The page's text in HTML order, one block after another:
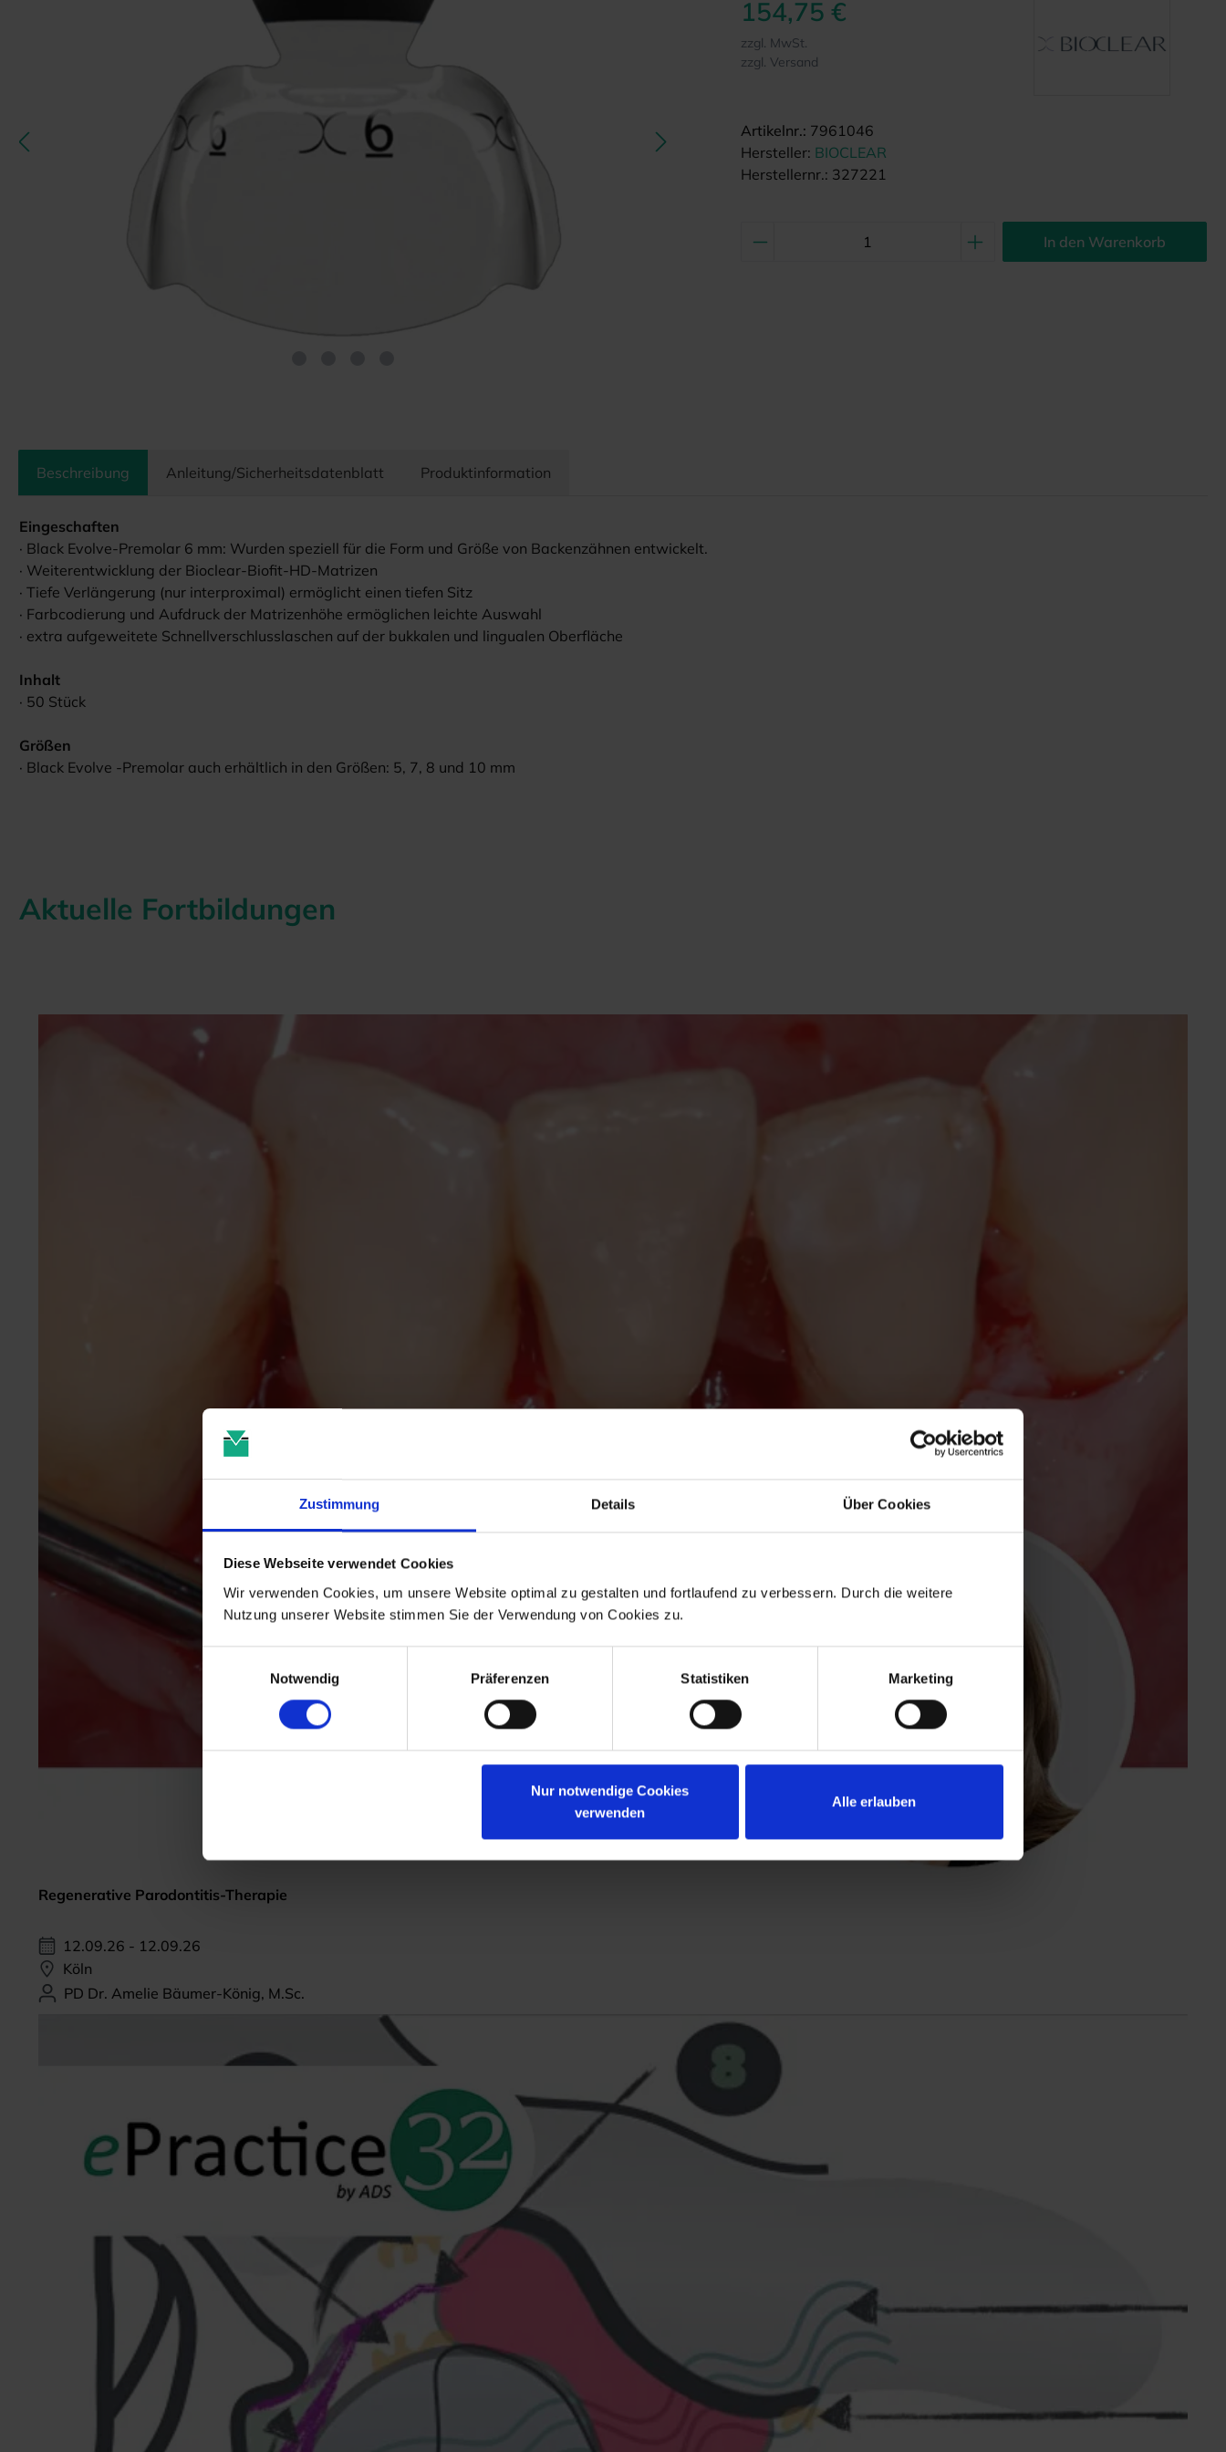
Zustimmung Details Über Cookies
Diese Webseite verwendet Cookies
Wir verwenden Cookies, um unsere Website optimal zu gestalten und fortlaufend zu verbessern. Durch die weitere
Nutzung unserer Website stimmen Sie der Verwendung von Cookies zu.
Notwendig
Präferenzen Statistiken Marketing
Nur notwendige Cookies
verwenden
Alle erlauben
154,75 €
zzgl. MwSt.
zzgl. Versand
Artikelnr.: 7961046
Hersteller: BIOCLEAR
Herstellernr.: 327221
In den Warenkorb
Beschreibung Anleitung/Sicherheitsdatenblatt Produktinformation
Eingeschaften
· Black Evolve-Premolar 6 mm: Wurden speziell für die Form und Größe von Backenzähnen entwickelt.
· Weiterentwicklung der Bioclear-Biofit-HD-Matrizen
· Tiefe Verlängerung (nur interproximal) ermöglicht einen tiefen Sitz
· Farbcodierung und Aufdruck der Matrizenhöhe ermöglichen leichte Auswahl
· extra aufgeweitete Schnellverschlusslaschen auf der bukkalen und lingualen Oberfläche
Inhalt
· 50 Stück
Größen
· Black Evolve -Premolar auch erhältlich in den Größen: 5, 7, 8 und 10 mm
Aktuelle Fortbildungen
Regenerative Parodontitis-Therapie
12.09.26 - 12.09.26
Köln
PD Dr. Amelie Bäumer-König, M.Sc.